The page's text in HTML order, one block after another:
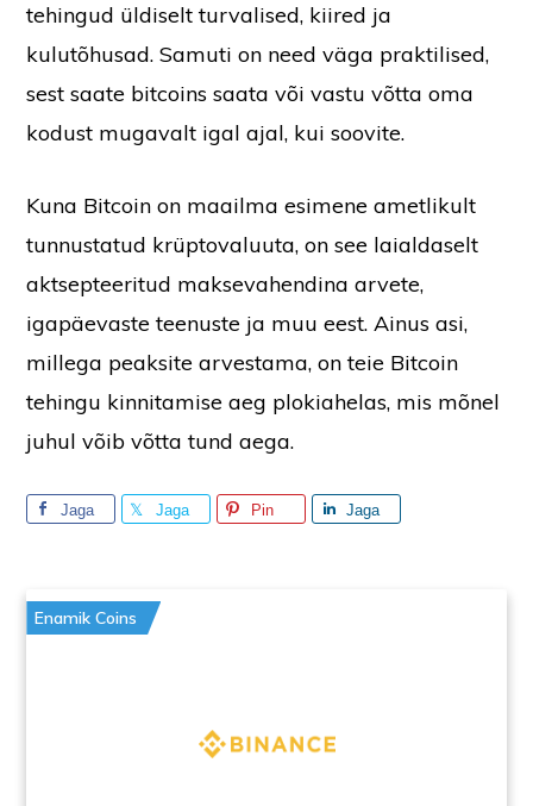
tehingud üldiselt turvalised, kiired ja
kulutõhusad. Samuti on need väga praktilised,
sest saate bitcoins saata või vastu võtta oma
kodust mugavalt igal ajal, kui soovite.
Kuna Bitcoin on maailma esimene ametlikult
tunnustatud krüptovaluuta, on see laialdaselt
aktsepteeritud maksevahendina arvete,
igapäevaste teenuste ja muu eest. Ainus asi,
millega peaksite arvestama, on teie Bitcoin
tehingu kinnitamise aeg plokiahelas, mis mõnel
juhul võib võtta tund aega.
Jaga Jaga Pin Jaga
Enamik Coins